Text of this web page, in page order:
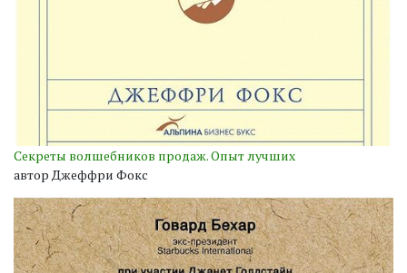
Секреты волшебников продаж. Опыт лучших
автор Джеффри Фокс